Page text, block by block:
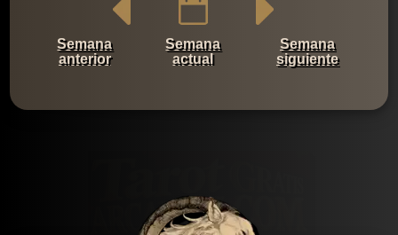
Semana
anterior
Semana
actual
Semana
siguiente